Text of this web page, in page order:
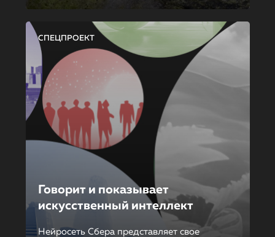
СПЕЦПРОЕКТ
Говорит и показывает
искусственный интеллект
Нейросеть Сбера представляет свое